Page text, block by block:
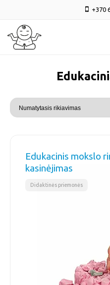
+370
Edukacinis mokslo
kasinėjimas
Didaktinės priemonės